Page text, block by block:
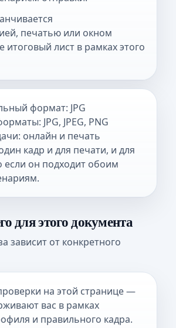
печатью или окном
итоговый лист в рамках этого
формат: JPG
JPG, JPEG, PNG
онлайн и печать
кадр и для печати, и для
он подходит обоим
для этого документа
зависит от конкретного
на этой странице —
вас в рамках
и правильного кадра.